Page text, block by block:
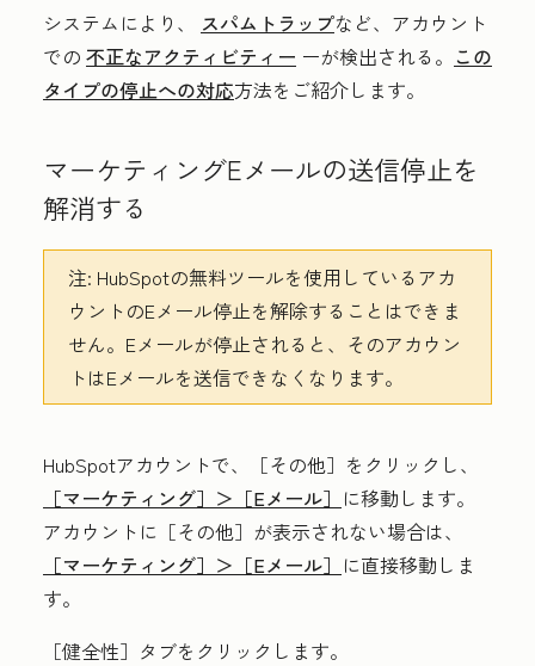
システムにより、 スパムトラップなど、アカウント
での 不正なアクティビティー ーが検出される。 この
タイプの停止への対応方法をご紹介します。
マーケティングEメールの送信停止を
解消する
注: HubSpotの無料ツールを使用しているアカ
ウントのEメール停止を解除することはできま
せん。Eメールが停止されると、そのアカウン
トはEメールを送信できなくなります。
HubSpotアカウントで、
［その他］をクリックし、
［マーケティング］＞ ［Eメール］ に移動します。
アカウントに ［その他］が表示されない場合は、
［マーケティング］＞ ［Eメール］ に直接移動しま
す。
［健全性］ タブをクリックします。